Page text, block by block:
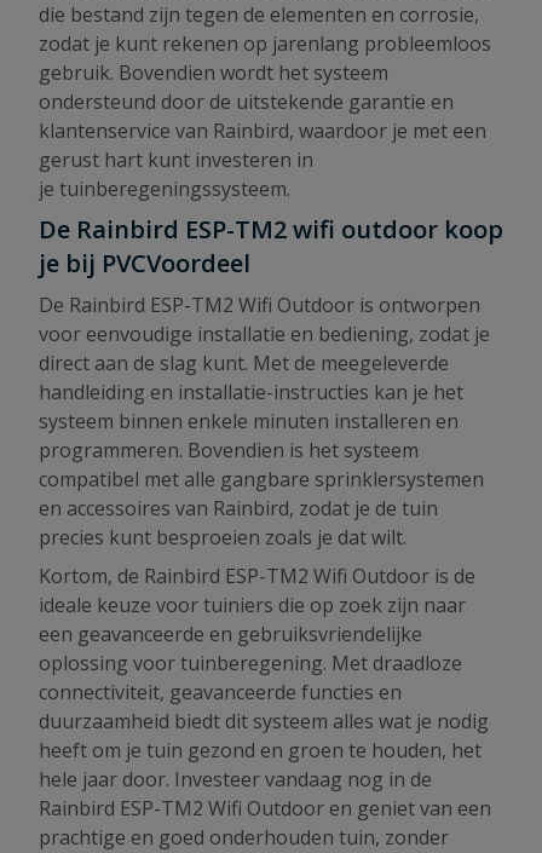
die bestand zijn tegen de elementen en corrosie,
zodat je kunt rekenen op jarenlang probleemloos
gebruik. Bovendien wordt het systeem
ondersteund door de uitstekende garantie en
klantenservice van Rainbird, waardoor je met een
gerust hart kunt investeren in
je tuinberegeningssysteem.
De Rainbird ESP-TM2 wifi outdoor koop
je bij PVCVoordeel
De Rainbird ESP-TM2 Wifi Outdoor is ontworpen
voor eenvoudige installatie en bediening, zodat je
direct aan de slag kunt. Met de meegeleverde
handleiding en installatie-instructies kan je het
systeem binnen enkele minuten installeren en
programmeren. Bovendien is het systeem
compatibel met alle gangbare sprinklersystemen
en accessoires van Rainbird, zodat je de tuin
precies kunt besproeien zoals je dat wilt.
Kortom, de Rainbird ESP-TM2 Wifi Outdoor is de
ideale keuze voor tuiniers die op zoek zijn naar
een geavanceerde en gebruiksvriendelijke
oplossing voor tuinberegening. Met draadloze
connectiviteit, geavanceerde functies en
duurzaamheid biedt dit systeem alles wat je nodig
heeft om je tuin gezond en groen te houden, het
hele jaar door. Investeer vandaag nog in de
Rainbird ESP-TM2 Wifi Outdoor en geniet van een
prachtige en goed onderhouden tuin, zonder